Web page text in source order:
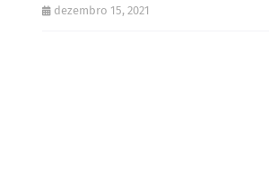
dezembro 15, 2021